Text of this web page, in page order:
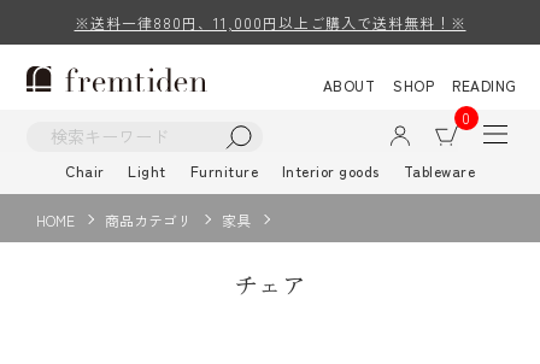
※送料一律880円、11,000円以上ご購入で送料無料！※
ABOUT SHOP
READING
0
Chair Light Furniture Interior goods Tableware
HOME 商品カテゴリ 家具
チェア